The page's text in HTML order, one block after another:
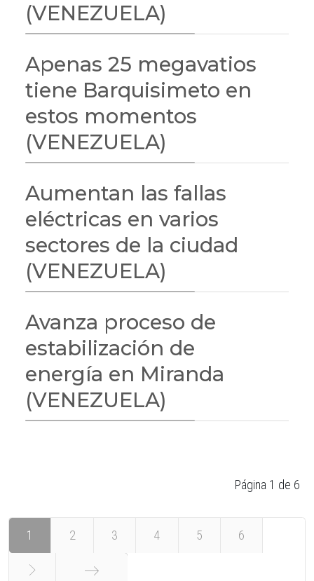
(VENEZUELA)
Apenas 25 megavatios
tiene Barquisimeto en
estos momentos
(VENEZUELA)
Aumentan las fallas
eléctricas en varios
sectores de la ciudad
(VENEZUELA)
Avanza proceso de
estabilización de
energía en Miranda
(VENEZUELA)
Página 1 de 6
1 2 3 4 5 6